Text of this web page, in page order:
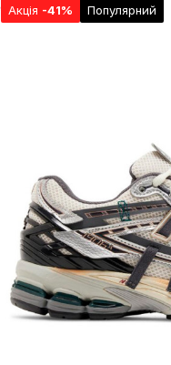
Акція -41% Популярний